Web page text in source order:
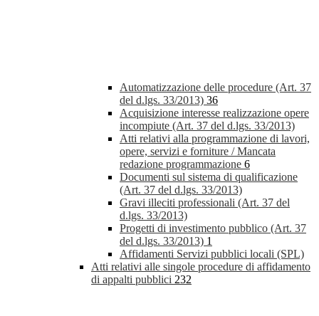
Automatizzazione delle procedure (Art. 37
del d.lgs. 33/2013) 36
Acquisizione interesse realizzazione opere
incompiute (Art. 37 del d.lgs. 33/2013)
Atti relativi alla programmazione di lavori,
opere, servizi e forniture / Mancata
redazione programmazione 6
Documenti sul sistema di qualificazione
(Art. 37 del d.lgs. 33/2013)
Gravi illeciti professionali (Art. 37 del
d.lgs. 33/2013)
Progetti di investimento pubblico (Art. 37
del d.lgs. 33/2013) 1
Affidamenti Servizi pubblici locali (SPL)
Atti relativi alle singole procedure di affidamento
di appalti pubblici 232